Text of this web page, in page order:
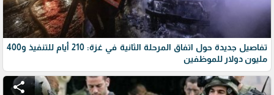
تفاصيل جديدة حول اتفاق المرحلة الثانية في غزة: 210 أيام للتنفيذ و400
مليون دولار للموظفين
share